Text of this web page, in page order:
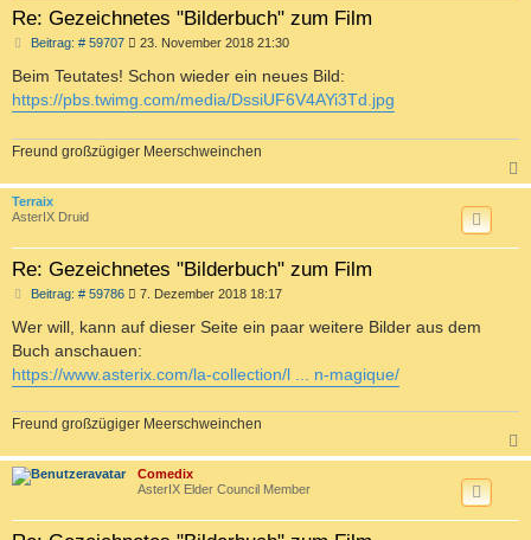
Re: Gezeichnetes "Bilderbuch" zum Film
Beitrag: # 59707B
r
23. November 2018 21:30
Beim Teutates! Schon wieder ein neues Bild:
https://pbs.twimg.com/media/DssiUF6V4AYi3Td.jpg
Freund großzügiger Meerschweinchen
a
Terraix
AsterIX Druid
Re: Gezeichnetes "Bilderbuch" zum Film
Beitrag: # 59786B
i
r
a
g
7. Dezember 2018 18:17
Wer will, kann auf dieser Seite ein paar weitere Bilder aus dem
Buch anschauen:
https://www.asterix.com/la-collection/l ... n-magique/
Freund großzügiger Meerschweinchen
a
Comedix
AsterIX Elder Council Member